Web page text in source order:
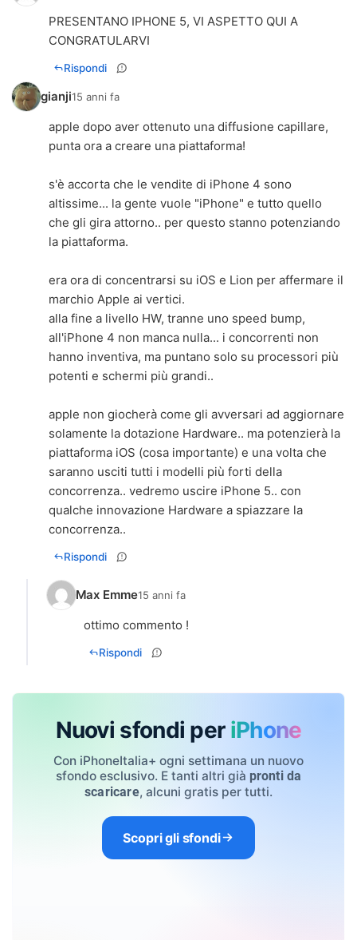
PRESENTANO IPHONE 5, VI ASPETTO QUI A
CONGRATULARVI
Rispondi
gianji15 anni fa
apple dopo aver ottenuto una diffusione capillare,
punta ora a creare una piattaforma!
s'è accorta che le vendite di iPhone 4 sono
altissime... la gente vuole "iPhone" e tutto quello
che gli gira attorno.. per questo stanno potenziando
la piattaforma.
era ora di concentrarsi su iOS e Lion per affermare il
marchio Apple ai vertici.
alla fine a livello HW, tranne uno speed bump,
all'iPhone 4 non manca nulla... i concorrenti non
hanno inventiva, ma puntano solo su processori più
potenti e schermi più grandi..
apple non giocherà come gli avversari ad aggiornare
solamente la dotazione Hardware.. ma potenzierà la
piattaforma iOS (cosa importante) e una volta che
saranno usciti tutti i modelli più forti della
concorrenza.. vedremo uscire iPhone 5.. con
qualche innovazione Hardware a spiazzare la
concorrenza..
Rispondi
Max Emme15 anni fa
ottimo commento !
Rispondi
Nuovi sfondi per iPhone
Con iPhoneItalia+ ogni settimana un nuovo
sfondo esclusivo. E tanti altri già pronti da
scaricare, alcuni gratis per tutti.
Scopri gli sfondi